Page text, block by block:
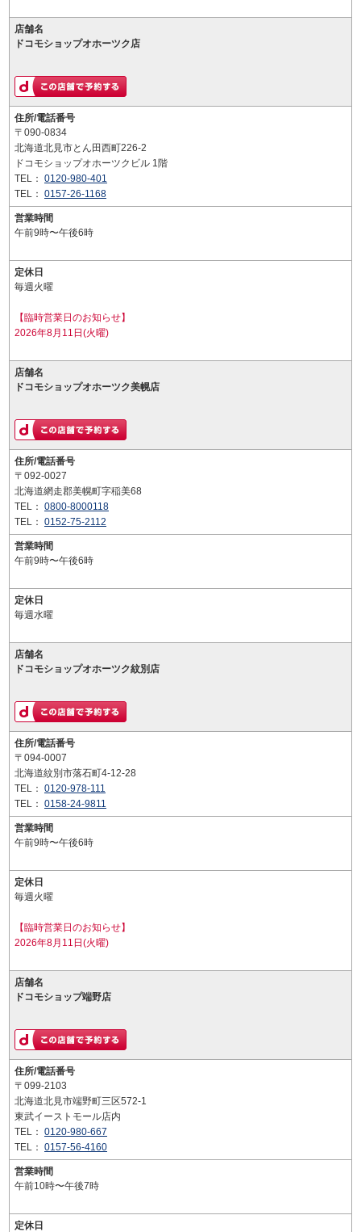
店舗名
ドコモショップオホーツク店
住所/電話番号
〒090-0834
北海道北見市とん田西町226-2
ドコモショップオホーツクビル 1階
TEL： 0120-980-401
TEL： 0157-26-1168
営業時間
午前9時〜午後6時
定休日
毎週火曜
【臨時営業日のお知らせ】
2026年8月11日(火曜)
店舗名
ドコモショップオホーツク美幌店
住所/電話番号
〒092-0027
北海道網走郡美幌町字稲美68
TEL： 0800-8000118
TEL： 0152-75-2112
営業時間
午前9時〜午後6時
定休日
毎週水曜
店舗名
ドコモショップオホーツク紋別店
住所/電話番号
〒094-0007
北海道紋別市落石町4-12-28
TEL： 0120-978-111
TEL： 0158-24-9811
営業時間
午前9時〜午後6時
定休日
毎週火曜
【臨時営業日のお知らせ】
2026年8月11日(火曜)
店舗名
ドコモショップ端野店
住所/電話番号
〒099-2103
北海道北見市端野町三区572-1
東武イーストモール店内
TEL： 0120-980-667
TEL： 0157-56-4160
営業時間
午前10時〜午後7時
定休日